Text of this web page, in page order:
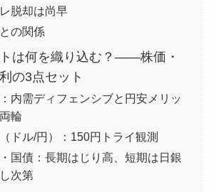
脱却は尚早
の関係
は何を織り込む？——株価・
の3点セット
内需ディフェンシブと円安メリッ
輪
ドル/円）：150円トライ観測
国債：長期はじり高、短期は日銀
次第